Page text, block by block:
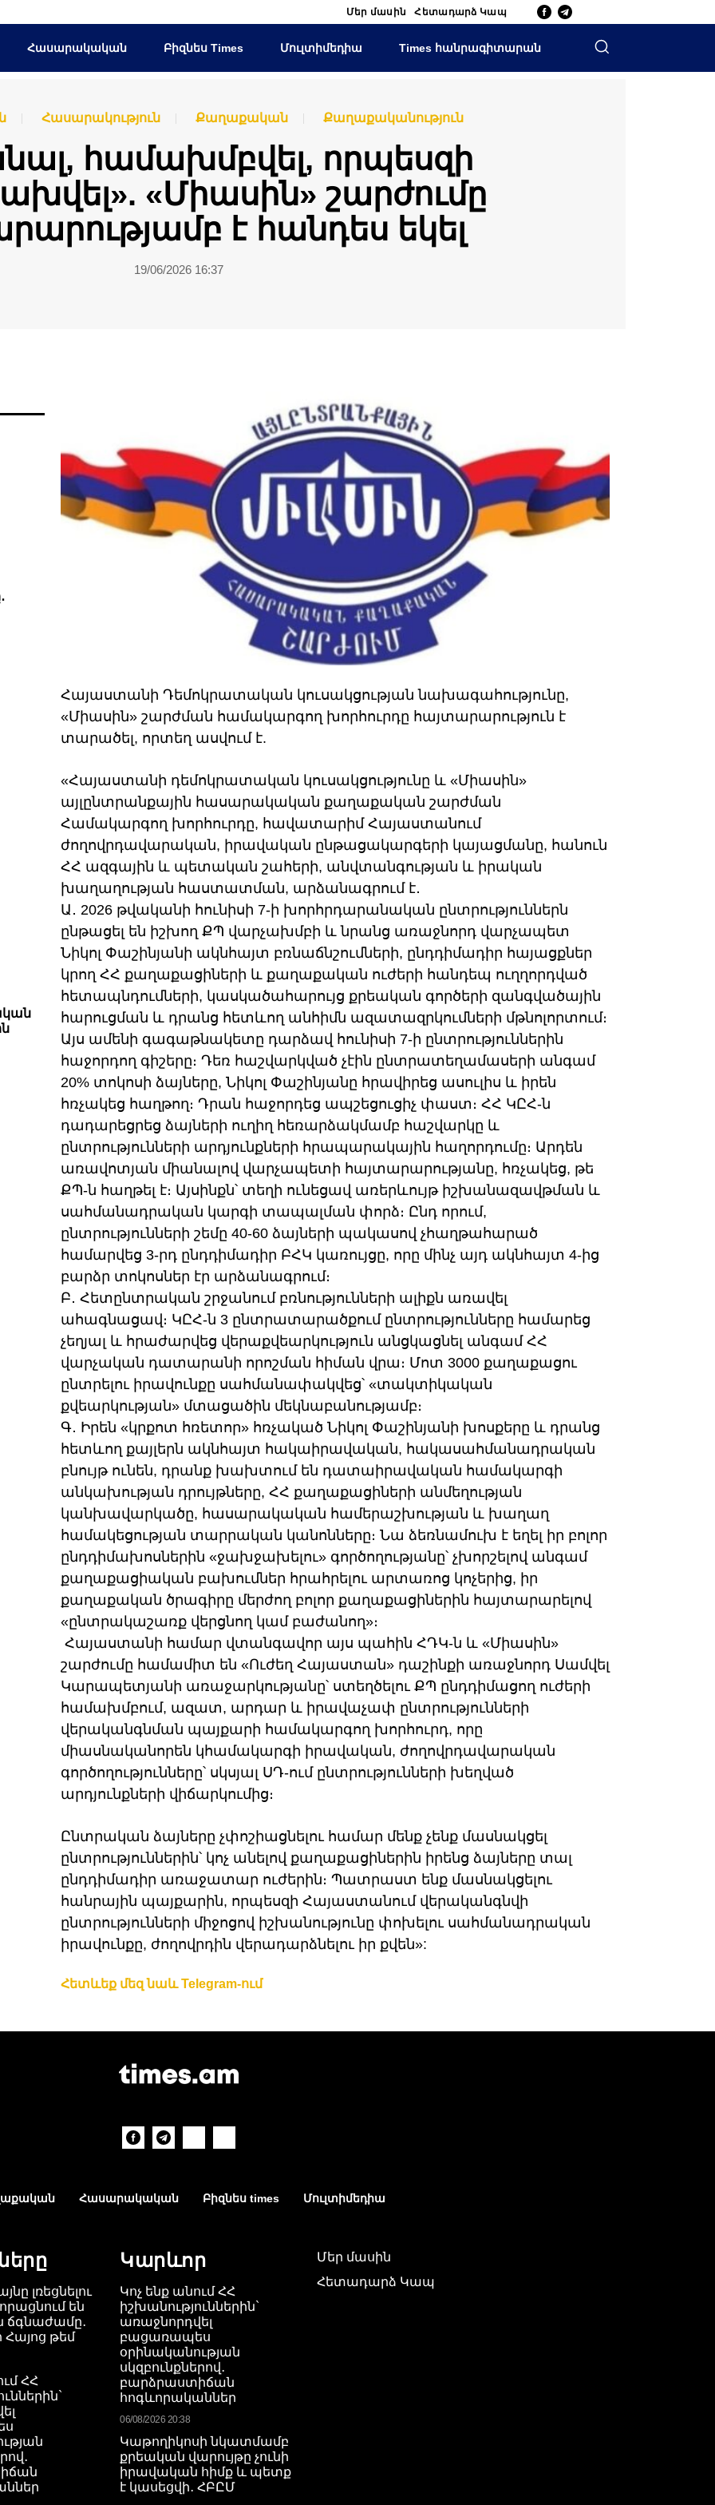
Մեր մասին Հետադարձ Կապ
Հասարակական Բիզնես Times Մուլտիմեդիա Times հանրագիտարան
Հասարակություն Քաղաքական Քաղաքականություն
համախմբվել, որպեսզի
«Միասին» շարժումը
է հանդես եկել
19/06/2026 16:37
Հայաստանի Դեմոկրատական կուսակցության նախագահությունը,
«Միասին» շարժման համակարգող խորհուրդը հայտարարություն է
տարածել, որտեղ ասվում է.
«Հայաստանի դեմոկրատական կուսակցությունը և «Միասին»
այլընտրանքային հասարակական քաղաքական շարժման
Համակարգող խորհուրդը, հավատարիմ Հայաստանում
ժողովրդավարական, իրավական ընթացակարգերի կայացմանը, հանուն
ՀՀ ազգային և պետական շահերի, անվտանգության և իրական
խաղաղության հաստատման, արձանագրում է․
Ա․ 2026 թվականի հունիսի 7-ի խորհրդարանական ընտրություններն
ընթացել են իշխող ՔՊ վարչախմբի և նրանց առաջնորդ վարչապետ
Նիկոլ Փաշինյանի ակնհայտ բռնաճնշումների, ընդդիմադիր հայացքներ
կրող ՀՀ քաղաքացիների և քաղաքական ուժերի հանդեպ ուղղորդված
հետապնդումների, կասկածահարույց քրեական գործերի զանգվածային
հարուցման և դրանց հետևող անհիմն ազատազրկումների մթնոլորտում։
Այս ամենի գագաթնակետը դարձավ հունիսի 7-ի ընտրություններին
հաջորդող գիշերը։ Դեռ հաշվարկված չէին ընտրատեղամասերի անգամ
20% տոկոսի ձայները, Նիկոլ Փաշինյանը հրավիրեց ասուլիս և իրեն
հռչակեց հաղթող։ Դրան հաջորդեց ապշեցուցիչ փաստ։ ՀՀ ԿԸՀ-ն
դադարեցրեց ձայների ուղիղ հեռարձակմամբ հաշվարկը և
ընտրությունների արդյունքների հրապարակային հաղորդումը։ Արդեն
առավոտյան միանալով վարչապետի հայտարարությանը, հռչակեց, թե
ՔՊ-ն հաղթել է։ Այսինքն՝ տեղի ունեցավ առերևույթ իշխանազավթման և
սահմանադրական կարգի տապալման փորձ։ Ընդ որում,
ընտրությունների շեմը 40-60 ձայների պակասով չհաղթահարած
համարվեց 3-րդ ընդդիմադիր ԲՀԿ կառույցը, որը մինչ այդ ակնհայտ 4-ից
բարձր տոկոսներ էր արձանագրում։
Բ․ Հետընտրական շրջանում բռնությունների ալիքն առավել
ահագնացավ։ ԿԸՀ-ն 3 ընտրատարածքում ընտրությունները համարեց
չեղյալ և հրաժարվեց վերաքվեարկություն անցկացնել անգամ ՀՀ
վարչական դատարանի որոշման հիման վրա։ Մոտ 3000 քաղաքացու
ընտրելու իրավունքը սահմանափակվեց՝ «տակտիկական
քվեարկության» մտացածին մեկնաբանությամբ։
Գ․ Իրեն «կրքոտ հռետոր» հռչակած Նիկոլ Փաշինյանի խոսքերը և դրանց
հետևող քայլերն ակնհայտ հակաիրավական, հակասահմանադրական
բնույթ ունեն, դրանք խախտում են դատաիրավական համակարգի
անկախության դրույթները, ՀՀ քաղաքացիների անմեղության
կանխավարկածը, հասարակական համերաշխության և խաղաղ
համակեցության տարրական կանոնները։ Նա ձեռնամուխ է եղել իր բոլոր
ընդդիմախոսներին «ջախջախելու» գործողությանը՝ չխորշելով անգամ
քաղաքացիական բախումներ հրահրելու արտառոց կոչերից, իր
քաղաքական ծրագիրը մերժող բոլոր քաղաքացիներին հայտարարելով
«ընտրակաշառք վերցնող կամ բաժանող»։
​ Հայաստանի համար վտանգավոր այս պահին ՀԴԿ-ն և «Միասին»
շարժումը համամիտ են «Ուժեղ Հայաստան» դաշինքի առաջնորդ Սամվել
Կարապետյանի առաջարկությանը՝ ստեղծելու ՔՊ ընդդիմացող ուժերի
համախմբում, ազատ, արդար և իրավաչափ ընտրությունների
վերականգնման պայքարի համակարգող խորհուրդ, որը
միասնականորեն կհամակարգի իրավական, ժողովրդավարական
գործողությունները՝ սկսյալ ՍԴ-ում ընտրությունների խեղված
արդյունքների վիճարկումից։
Ընտրական ձայները չփոշիացնելու համար մենք չենք մասնակցել
ընտրություններին՝ կոչ անելով քաղաքացիներին իրենց ձայները տալ
ընդդիմադիր առաջատար ուժերին։ Պատրաստ ենք մասնակցելու
հանրային պայքարին, որպեսզի Հայաստանում վերականգնվի
ընտրությունների միջոցով իշխանությունը փոխելու սահմանադրական
իրավունքը, ժողովրդին վերադարձնելու իր քվեն»:
Հետևեք մեզ նաև Telegram-ում
Հասարակական Բիզնես times Մուլտիմեդիա
լռեցնելու
են
ճգնաժամը․
Հայոց թեմ
ՀՀ
Կարևոր
Կոչ ենք անում ՀՀ
իշխանություններին`
առաջնորդվել
բացառապես
օրինականության
սկզբունքներով․
բարձրաստիճան
հոգևորականներ
06/08/2026 20:38
Կաթողիկոսի նկատմամբ
քրեական վարույթը չունի
իրավական հիմք և պետք
է կասեցվի․ ՀԲԸՄ
Մեր մասին
Հետադարձ Կապ